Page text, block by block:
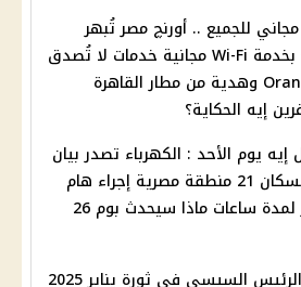
مجاني للجميع .. أورنچ مصر تُبهر
الجميع بخدمة Wi-Fi مجانية خدمات لا تُصدق
من Orange وهدية من مطار القاهرة
إيه الحكاية؟
يوم الأحد : الكهرباء تصدر بيان
عاجل لسكان 21 منطقة مصرية إجراء هام
يستمر لمدة ساعات ماذا سيحدث بوم 26
هدايا الرئيس السيسي في ثورة يناير 2025